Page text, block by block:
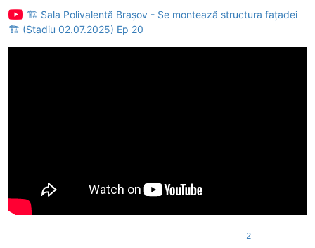
🏗 Sala Polivalentă Brașov - Se montează structura fațadei
🏗 (Stadiu 02.07.2025) Ep 20
2